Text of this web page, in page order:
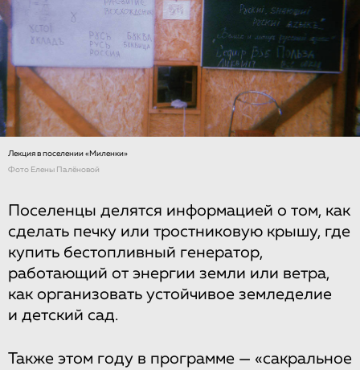
Лекция в поселении «Миленки»
Фото Елены Палёновой
Поселенцы делятся информацией о том, как
сделать печку или тростниковую крышу, где
купить бестопливный генератор,
работающий от энергии земли или ветра,
как организовать устойчивое земледелие
и детский сад.
Также этом году в программе — «сакральное